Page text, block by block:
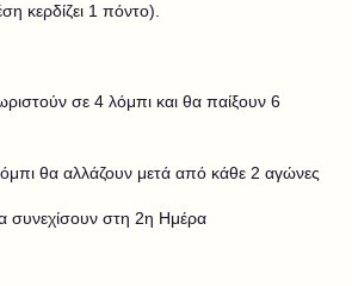
κερδίζει 1 πόντο).
σε 4 λόμπι και θα παίξουν 6
θα αλλάζουν μετά από κάθε 2 αγώνες
συνεχίσουν στη 2η Ημέρα